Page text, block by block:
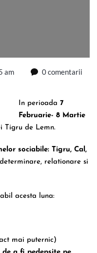
am 0 comentarii
In perioada 7
Februarie- 8 Martie
Tigru de Lemn.
sociabile: Tigru, Cal,
relationare si
acesta luna:
mai puternic)